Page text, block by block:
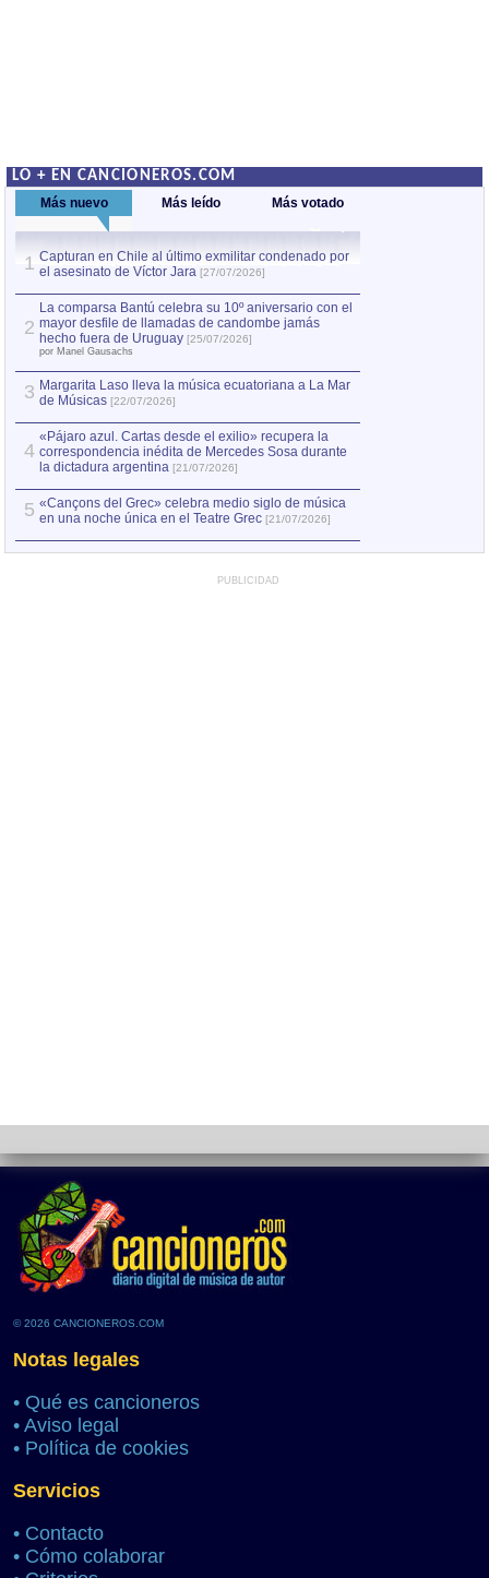
LO + EN CANCIONEROS.COM
Más nuevo Más leído Más votado
1 Capturan en Chile al último exmilitar condenado por
el asesinato de Víctor Jara [27/07/2026]
2
La comparsa Bantú celebra su 10º aniversario con el
mayor desfile de llamadas de candombe jamás
hecho fuera de Uruguay [25/07/2026]
por Manel Gausachs
3 Margarita Laso lleva la música ecuatoriana a La Mar
de Músicas [22/07/2026]
4
«Pájaro azul. Cartas desde el exilio» recupera la
correspondencia inédita de Mercedes Sosa durante
la dictadura argentina [21/07/2026]
5 «Cançons del Grec» celebra medio siglo de música
en una noche única en el Teatre Grec [21/07/2026]
PUBLICIDAD
© 2026 CANCIONEROS.COM
Notas legales
• Qué es cancioneros
• Aviso legal
• Política de cookies
Servicios
• Contacto
• Cómo colaborar